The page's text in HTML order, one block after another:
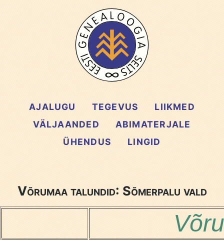
AJALUGU TEGEVUS
LIIKMED
VÄLJAANDED
ABIMATERJALE
ÜHENDUS
LINGID
Võrumaa talundid: Sõmerpalu vald